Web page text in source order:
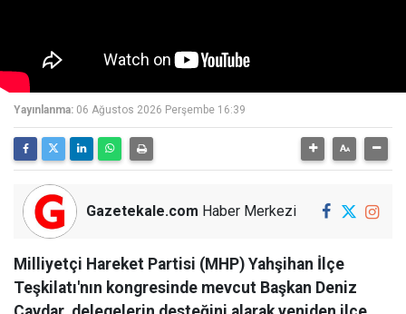
Yayınlanma: 06 Ağustos 2026 Perşembe 16:39
Gazetekale.com Haber Merkezi
Milliyetçi Hareket Partisi (MHP) Yahşihan İlçe
Teşkilatı'nın kongresinde mevcut Başkan Deniz